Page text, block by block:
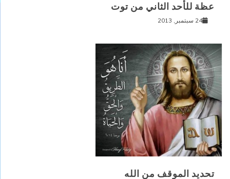
عظة للأحد الثاني من توت
24 سبتمبر, 2013
تحديد الموقف من الله